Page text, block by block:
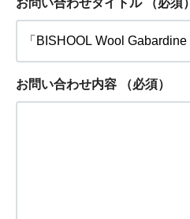
お問い合わせタイトル （必須）
お問い合わせ内容 （必須）